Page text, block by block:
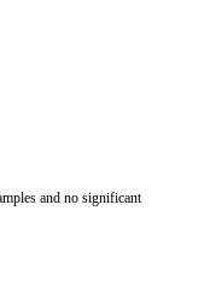
and no significant